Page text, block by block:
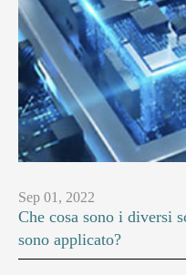
Sep 01, 2022
Che cosa sono i diversi
sono applicato?